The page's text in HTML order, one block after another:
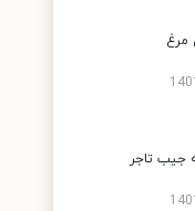
مرغ
جیب تاجر